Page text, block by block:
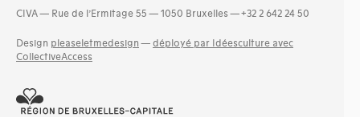
CIVA — Rue de l’Ermitage 55 — 1050 Bruxelles — +32 2 642 24 50
Design pleaseletmedesign — déployé par Idéesculture avec
CollectiveAccess